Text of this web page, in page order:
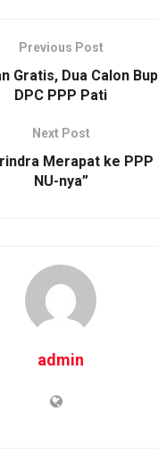
s
A
p
Li
n
k
e
Previous Post
Gratis, Dua Calon
DPC PPP Pati
Next Post
Merapat ke PPP
NU-nya”
admin